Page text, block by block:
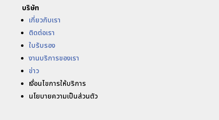
บริษัท
เกี่ยวกับเรา
ติดต่อเรา
ใบรับรอง
งานบริการของเรา
ข่าว
เงื่อนไขการให้บริการ
นโยบายความเป็นส่วนตัว